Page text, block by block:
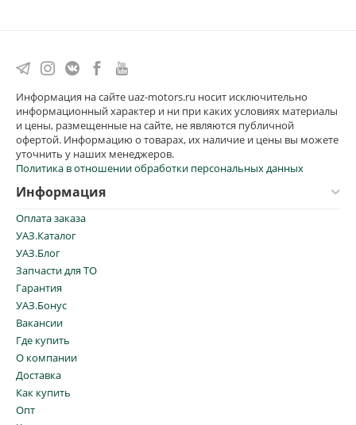
Информация на сайте uaz-motors.ru носит исключительно
информационный характер и ни при каких условиях материалы
и цены, размещенные на сайте, не являются публичной
офертой. Информацию о товарах, их наличие и цены вы можете
уточнить у наших менеджеров.
Политика в отношении обработки персональных данных
Информация
Оплата заказа
УАЗ.Каталог
УАЗ.Блог
Запчасти для ТО
Гарантия
УАЗ.Бонус
Вакансии
Где купить
О компании
Доставка
Как купить
Опт